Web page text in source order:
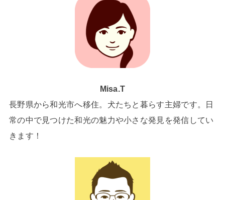
Misa.T
長野県から和光市へ移住。犬たちと暮らす主婦です。日
常の中で見つけた和光の魅力や小さな発見を発信してい
きます！